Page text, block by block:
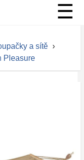
☰
a sítě ›
Pleasure